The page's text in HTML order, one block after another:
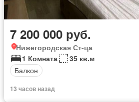
7 200 000 руб.
Нижегородская Ст-ца
1 Комната
35 кв.м
Балкон
13 часов назад